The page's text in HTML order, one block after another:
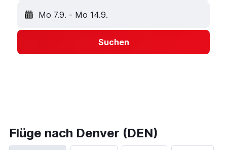
Mo 7.9. - Mo 14.9.
Suchen
Flüge nach Denver (DEN)